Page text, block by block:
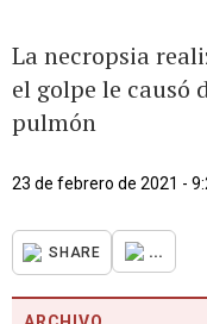
La necropsia
el golpe le causó
pulmón
23 de febrero de 2021 -
SHARE ...